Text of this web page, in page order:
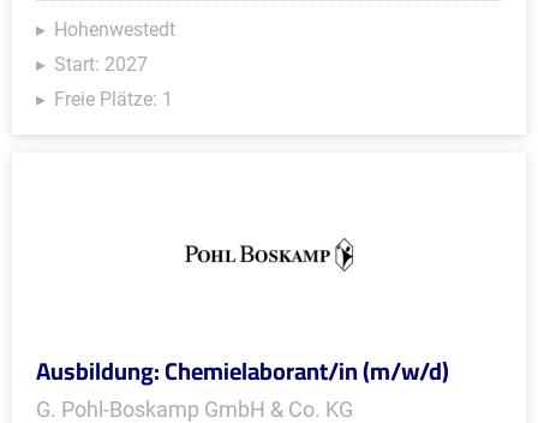
Hohenwestedt
Start: 2027
Freie Plätze: 1
Ausbildung: Chemielaborant/in (m/w/d)
G. Pohl-Boskamp GmbH & Co. KG